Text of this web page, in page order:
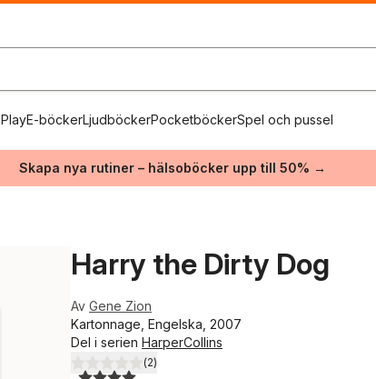
E-böckerLjudböckerPocketböckerSpel och pussel
Skapa nya rutiner – hälsoböcker upp till 50% →
Harry the Dirty Dog
Av Gene Zion
Kartonnage, Engelska, 2007
Del i serien HarperCollins
4,0utav 5 stjärnor. Totalt antal röster:
(2)